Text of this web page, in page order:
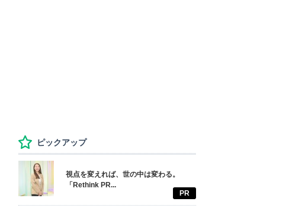
ピックアップ
視点を変えれば、世の中は変わる。
「Rethink PR...
PR